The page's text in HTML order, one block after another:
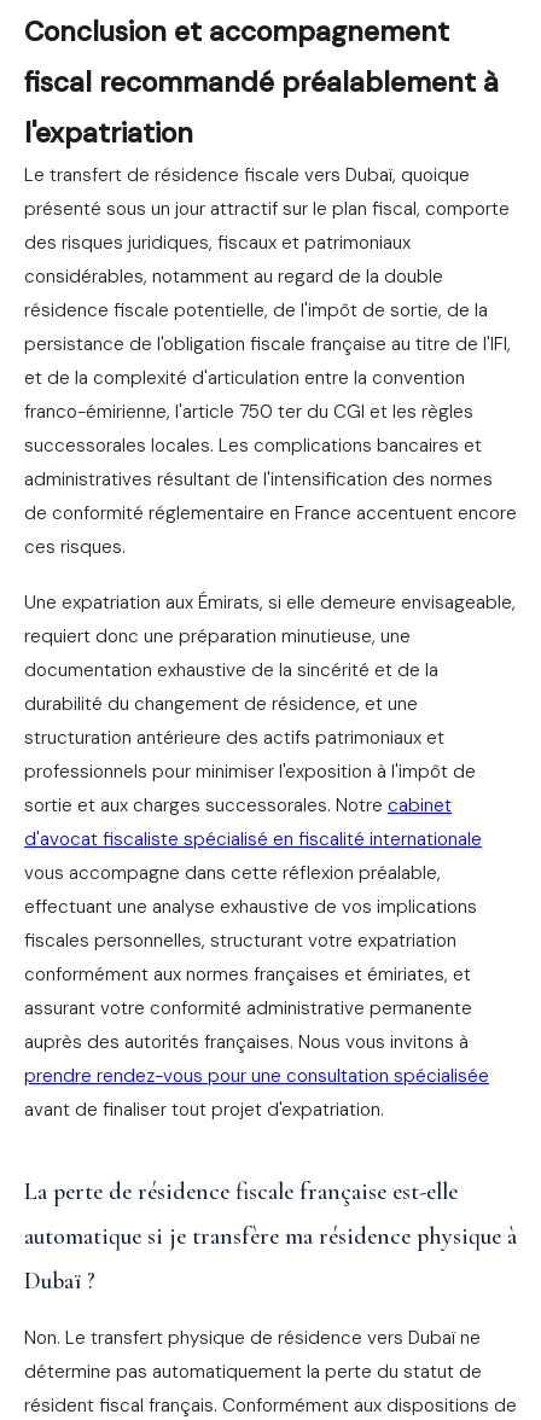
Conclusion et accompagnement
fiscal recommandé préalablement à
l'expatriation
Le transfert de résidence fiscale vers Dubaï, quoique
présenté sous un jour attractif sur le plan fiscal, comporte
des risques juridiques, fiscaux et patrimoniaux
considérables, notamment au regard de la double
résidence fiscale potentielle, de l'impôt de sortie, de la
persistance de l'obligation fiscale française au titre de l'IFI,
et de la complexité d'articulation entre la convention
franco-émirienne, l'article 750 ter du CGI et les règles
successorales locales. Les complications bancaires et
administratives résultant de l'intensification des normes
de conformité réglementaire en France accentuent encore
ces risques.
Une expatriation aux Émirats, si elle demeure envisageable,
requiert donc une préparation minutieuse, une
documentation exhaustive de la sincérité et de la
durabilité du changement de résidence, et une
structuration antérieure des actifs patrimoniaux et
professionnels pour minimiser l'exposition à l'impôt de
sortie et aux charges successorales. Notre cabinet
d'avocat fiscaliste spécialisé en fiscalité internationale
vous accompagne dans cette réflexion préalable,
effectuant une analyse exhaustive de vos implications
fiscales personnelles, structurant votre expatriation
conformément aux normes françaises et émiriates, et
assurant votre conformité administrative permanente
auprès des autorités françaises. Nous vous invitons à
prendre rendez-vous pour une consultation spécialisée
avant de finaliser tout projet d'expatriation.
La perte de résidence fiscale française est-elle
automatique si je transfère ma résidence physique à
Dubaï ?
Non. Le transfert physique de résidence vers Dubaï ne
détermine pas automatiquement la perte du statut de
résident fiscal français. Conformément aux dispositions de